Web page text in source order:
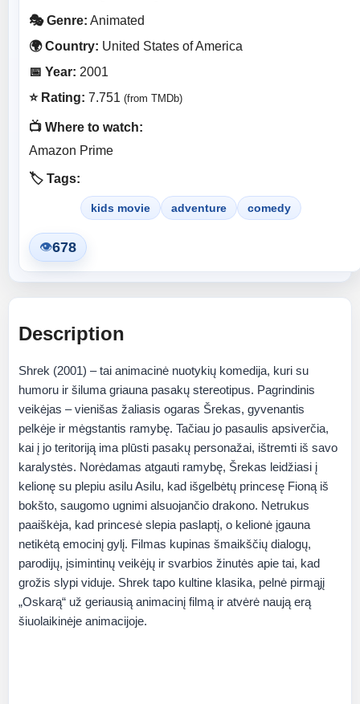
🎭 Genre: Animated
🌍 Country: United States of America
📅 Year: 2001
⭐ Rating: 7.751 (from TMDb)
📺 Where to watch:
Amazon Prime
🏷️ Tags:
kids movie adventure comedy
👁678
Description
Shrek (2001) – tai animacinė nuotykių komedija, kuri su
humoru ir šiluma griauna pasakų stereotipus. Pagrindinis
veikėjas – vienišas žaliasis ogaras Šrekas, gyvenantis
pelkėje ir mėgstantis ramybę. Tačiau jo pasaulis apsiverčia,
kai į jo teritoriją ima plūsti pasakų personažai, ištremti iš savo
karalystės. Norėdamas atgauti ramybę, Šrekas leidžiasi į
kelionę su plepiu asilu Asilu, kad išgelbėtų princesę Fioną iš
bokšto, saugomo ugnimi alsuojančio drakono. Netrukus
paaiškėja, kad princesė slepia paslaptį, o kelionė įgauna
netikėtą emocinį gylį. Filmas kupinas šmaikščių dialogų,
parodijų, įsimintinų veikėjų ir svarbios žinutės apie tai, kad
grožis slypi viduje. Shrek tapo kultine klasika, pelnė pirmąjį
„Oskarą“ už geriausią animacinį filmą ir atvėrė naują erą
šiuolaikinėje animacijoje.